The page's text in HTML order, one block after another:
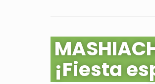
¡Fiesta